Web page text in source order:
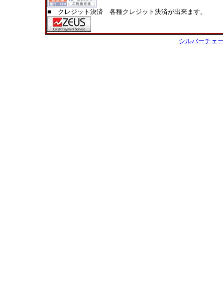
■ クレジット決済 各種クレジット決済が出来ます。
シルバーチェ